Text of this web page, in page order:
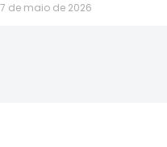
7 de maio de 2026